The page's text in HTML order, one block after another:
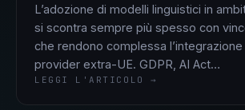
L’adozione di modelli linguistici in
si scontra sempre più spesso con
che rendono complessa
provider extra-UE. GDPR, AI Act…
LEGGI L'ARTICOLO →